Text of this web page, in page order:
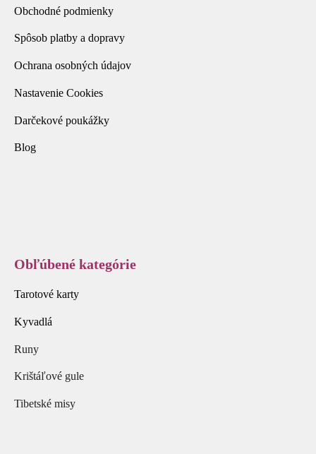
Obchodné podmienky
Spôsob platby a dopravy
Ochrana osobných údajov
Nastavenie Cookies
Darčekové poukážky
Blog
Obľúbené kategórie
Tarotové karty
Kyvadlá
Runy
Krištáľové gule
Tibetské misy